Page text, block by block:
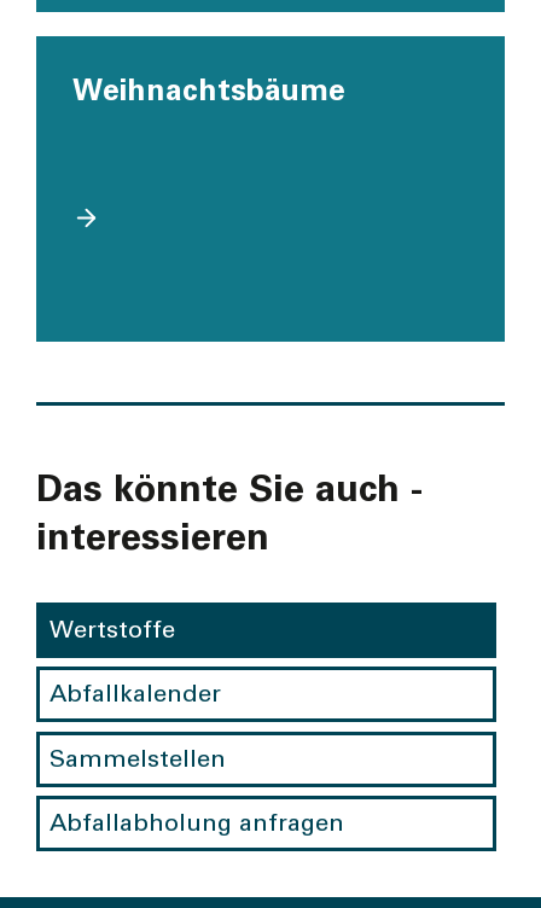
Weihnachts­bäume
Das könnte Sie auch ­
interes­sieren
Wertstoffe
Abfallkalender
Sammelstellen
Abfallabholung anfragen